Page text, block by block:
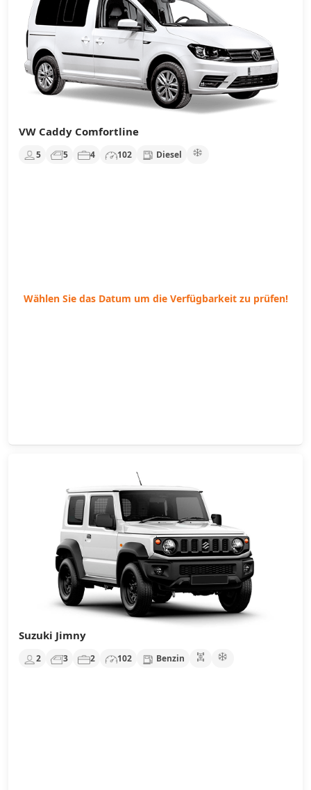
VW Caddy Comfortline
5 5 4 102 Diesel
Wählen Sie das Datum um die Verfügbarkeit zu prüfen!
Suzuki Jimny
2 3 2 102 Benzin